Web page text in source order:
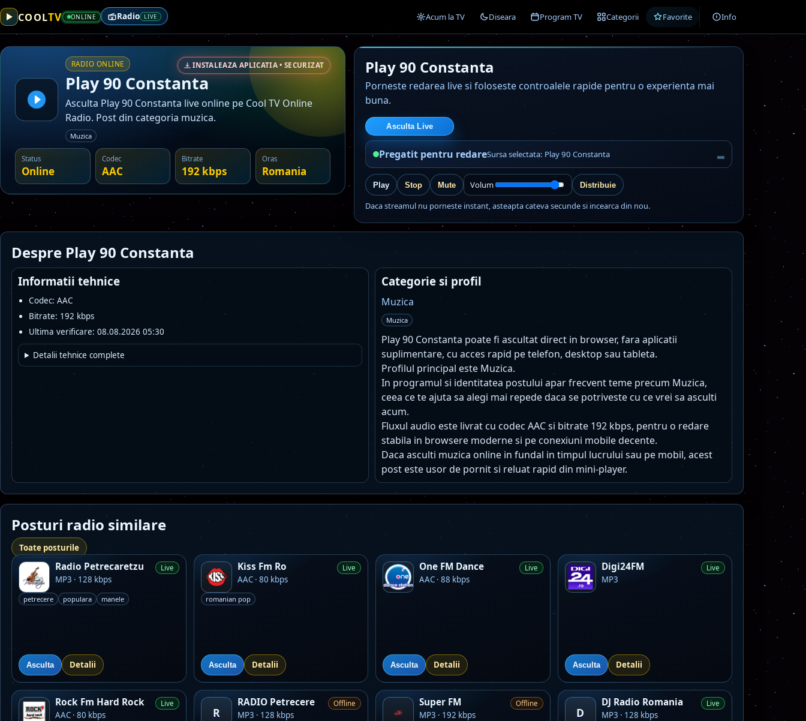
COOLTV ONLINE Radio LIVE Acum la TV Diseara Program TV Categorii Favorite Info
RADIO ONLINE INSTALEAZA APLICATIA • SECURIZAT
Play 90 Constanta
Asculta Play 90 Constanta live online pe Cool TV Online
Radio. Post din categoria muzica.
Muzica
Status
Online
Codec
AAC
Bitrate
192 kbps
Oras
Romania
Play 90 Constanta
Porneste redarea live si foloseste controalele rapide pentru o experienta mai
buna.
Asculta Live
Pregatit pentru redareSursa selectata: Play 90 Constanta
Play Stop Mute Volum Distribuie
Daca streamul nu porneste instant, asteapta cateva secunde si incearca din nou.
Despre Play 90 Constanta
Informatii tehnice
Codec: AAC
Bitrate: 192 kbps
Ultima verificare: 08.08.2026 05:30
Detalii tehnice complete
Categorie si profil
Muzica
Muzica
Play 90 Constanta poate fi ascultat direct in browser, fara aplicatii
suplimentare, cu acces rapid pe telefon, desktop sau tableta.
Profilul principal este Muzica.
In programul si identitatea postului apar frecvent teme precum Muzica,
ceea ce te ajuta sa alegi mai repede daca se potriveste cu ce vrei sa asculti
acum.
Fluxul audio este livrat cu codec AAC si bitrate 192 kbps, pentru o redare
stabila in browsere moderne si pe conexiuni mobile decente.
Daca asculti muzica online in fundal in timpul lucrului sau pe mobil, acest
post este usor de pornit si reluat rapid din mini-player.
Posturi radio similare
Toate posturile
Radio Petrecaretzu
MP3 · 128 kbps
Live
petrecere populara manele
Asculta Detalii
Kiss Fm Ro
AAC · 80 kbps
Live
romanian pop
Asculta Detalii
One FM Dance
AAC · 88 kbps
Live
Asculta Detalii
Digi24FM
MP3
Live
Asculta Detalii
Rock Fm Hard Rock
AAC · 80 kbps
Live
R
RADIO Petrecere
MP3 · 128 kbps
Offline Super FM
MP3 · 192 kbps
Offline
D
DJ Radio Romania
MP3 · 128 kbps
Live